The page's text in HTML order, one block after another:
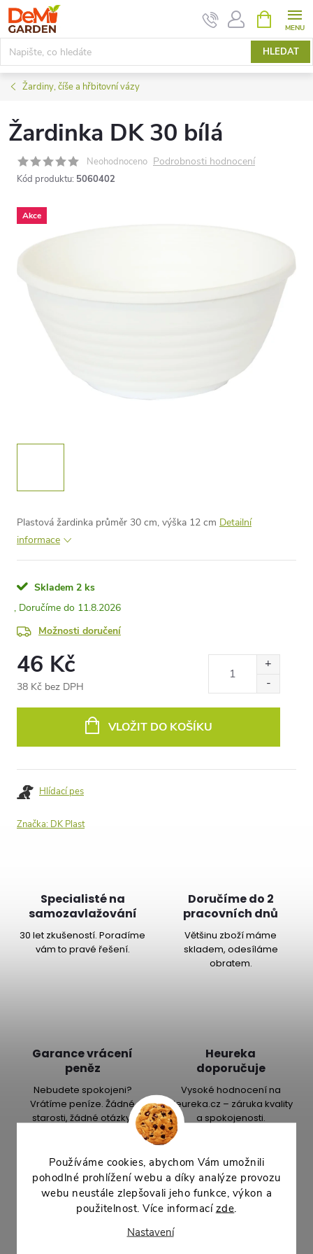
Používáme cookies, abychom Vám umožnili
pohodlné prohlížení webu a díky analýze provozu
webu neustále zlepšovali jeho funkce, výkon a
použitelnost. Více informací zde.
Nastavení
Přejít
na
obsah
HLEDAT
NÁKUPNÍ
KOŠÍK
Žardiny, číše a hřbitovní vázy
Žardinka DK 30 bílá
Neohodnoceno Podrobnosti hodnocení
Kód produktu: 5060402
Akce
Plastová žardinka průměr 30 cm, výška 12 cm Detailní
informace
Skladem 2 ks
11.8.2026
Možnosti doručení
46 Kč
38 Kč bez DPH
VLOŽIT DO KOŠÍKU
Hlídací pes
Značka: DK Plast
Specialisté na
samozavlažování
30 let zkušeností. Poradíme
vám to pravé řešení.
Doručíme do 2
pracovních dnů
Většinu zboží máme
skladem, odesíláme
obratem.
Garance vrácení
peněz
Nebudete spokojeni?
Vrátíme peníze. Žádné
starosti, žádné otázky.
Heureka
doporučuje
Vysoké hodnocení na
Heureka.cz – záruka kvality
a spokojenosti.
Popis produktu
Detailní popis produktu